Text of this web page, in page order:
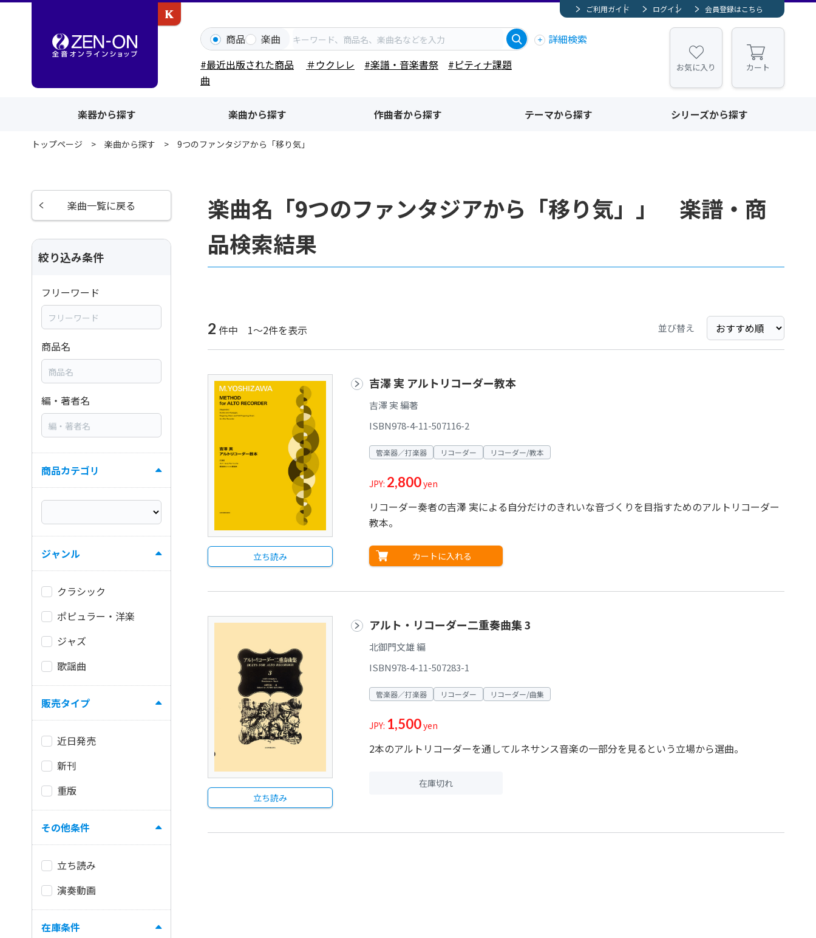
ご利用ガイド ログイン 会員登録はこちら
商品 楽曲
詳細検索
#最近出版された商品
＃ウクレレ #楽譜・音楽書祭
#ピティナ課題
曲
お気に入り カート
楽器から探す 楽曲から探す 作曲者から探す テーマから探す シリーズから探す
トップページ 楽曲から探す 9つのファンタジアから「移り気」
楽曲名「9つのファンタジアから「移り気」」 楽譜・商
品検索結果
2 件中 1～2件を表示 並び替え
立ち読み
吉澤 実 アルトリコーダー教本
吉澤 実 編著
ISBN978-4-11-507116-2
管楽器／打楽器 リコーダー リコーダー/教本
JPY: 2,800yen
リコーダー奏者の吉澤 実による自分だけのきれいな音づくりを目指すためのアルトリコーダー
教本。
カートに入れる
立ち読み
アルト・リコーダー二重奏曲集 3
北御門文雄 編
ISBN978-4-11-507283-1
管楽器／打楽器 リコーダー リコーダー/曲集
JPY: 1,500yen
2本のアルトリコーダーを通してルネサンス音楽の一部分を見るという立場から選曲。
在庫切れ
楽曲一覧に戻る
絞り込み条件
フリーワード
商品名
編・著者名
商品カテゴリ
ジャンル
クラシック
ポピュラー・洋楽
ジャズ
歌謡曲
販売タイプ
近日発売
新刊
重版
その他条件
立ち読み
演奏動画
在庫条件